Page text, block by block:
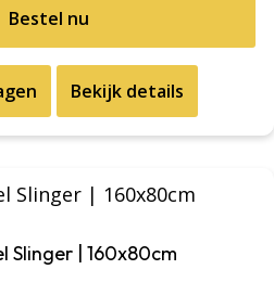
Bestel nu
Bekijk details
Slinger | 160x80cm